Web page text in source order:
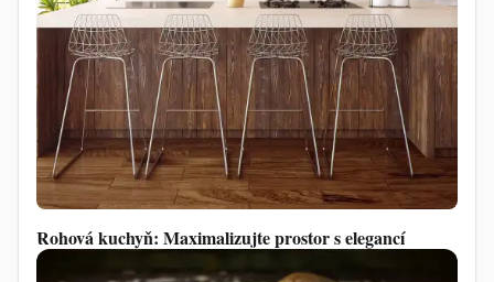
Rohová kuchyň: Maximalizujte prostor s elegancí